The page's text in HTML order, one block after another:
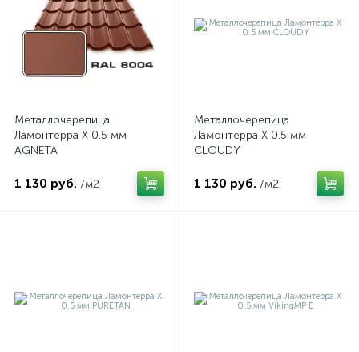
Металлочерепица
Ламонтерра Х 0.5 мм
AGNETA
1 130 руб. /м2
Металлочерепица
Ламонтерра Х 0.5 мм
CLOUDY
1 130 руб. /м2